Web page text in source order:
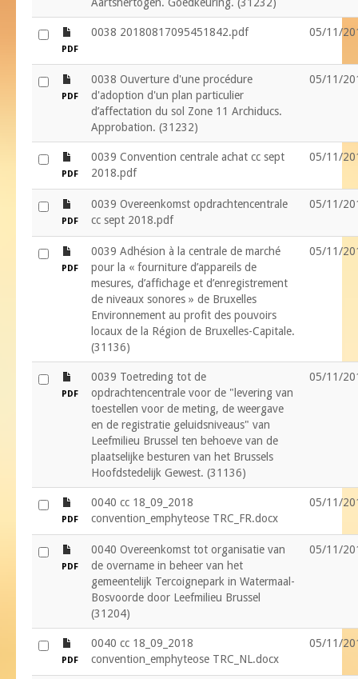
PDF
0038 20180817095451842.pdf 05/11/
PDF
0038 Ouverture d'une procédure
d'adoption d'un plan particulier
d’affectation du sol Zone 11 Archiducs.
Approbation. (31232)
05/11/
PDF
0039 Convention centrale achat cc sept
2018.pdf
05/11/
PDF
0039 Overeenkomst opdrachtencentrale
cc sept 2018.pdf
05/11/
PDF
0039 Adhésion à la centrale de marché
pour la « fourniture d’appareils de
mesures, d’affichage et d’enregistrement
de niveaux sonores » de Bruxelles
Environnement au profit des pouvoirs
locaux de la Région de Bruxelles-Capitale.
(31136)
05/11/
PDF
0039 Toetreding tot de
opdrachtencentrale voor de "levering van
toestellen voor de meting, de weergave
en de registratie geluidsniveaus" van
Leefmilieu Brussel ten behoeve van de
plaatselijke besturen van het Brussels
Hoofdstedelijk Gewest. (31136)
05/11/
PDF
0040 cc 18_09_2018
convention_emphyteose TRC_FR.docx
05/11/
PDF
0040 Overeenkomst tot organisatie van
de overname in beheer van het
gemeentelijk Tercoignepark in Watermaal-
Bosvoorde door Leefmilieu Brussel
(31204)
05/11/
PDF
0040 cc 18_09_2018
convention_emphyteose TRC_NL.docx
05/11/